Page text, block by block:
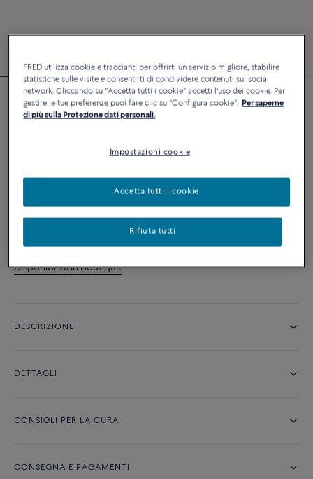
Personalizzabile
Bracciale Force 10
AGGIUNGI AL CARRELLO
Contattataci per qualsiasi domanda sulle misure
Disponibilità in boutique
DESCRIZIONE
DETTAGLI
CONSIGLI PER LA CURA
CONSEGNA E PAGAMENTI
FRED utilizza cookie e traccianti per offrirti un servizio migliore, stabilire
statistiche sulle visite e consentirti di condividere contenuti sui social
network. Cliccando su "Accetta tutti i cookie" accetti l'uso dei cookie. Per
gestire le tue preferenze puoi fare clic su "Configura cookie".
Per saperne
di più sulla Protezione dati personali.
Impostazioni cookie
Rifiuta tutti
Accetta tutti i cookie